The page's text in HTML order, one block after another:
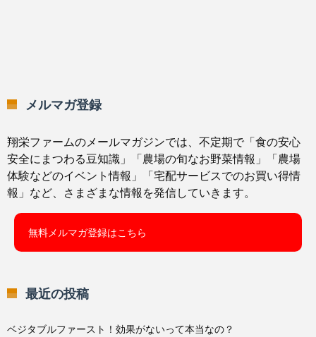
メルマガ登録
翔栄ファームのメールマガジンでは、不定期で「食の安心
安全にまつわる豆知識」「農場の旬なお野菜情報」「農場
体験などのイベント情報」「宅配サービスでのお買い得情
報」など、さまざまな情報を発信していきます。
無料メルマガ登録はこちら
最近の投稿
ベジタブルファースト！効果がないって本当なの？